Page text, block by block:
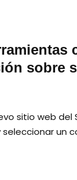
sobre
sitio web del
un